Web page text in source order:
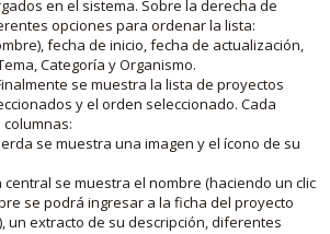
en el sistema. Sobre la derecha de
opciones para ordenar la lista:
fecha de inicio, fecha de actualización,
Categoría y Organismo.
se muestra la lista de proyectos
y el orden seleccionado. Cada
se muestra una imagen y el ícono de su
central se muestra el nombre (haciendo un clic
se podrá ingresar a la ficha del proyecto
un extracto de su descripción, diferentes